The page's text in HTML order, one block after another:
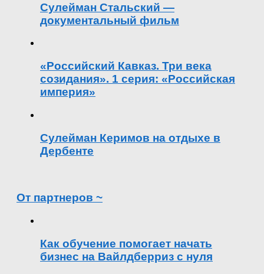
Сулейман Стальский —
документальный фильм
«Российский Кавказ. Три века
созидания». 1 серия: «Российская
империя»
Сулейман Керимов на отдыхе в
Дербенте
От партнеров ~
Как обучение помогает начать
бизнес на Вайлдберриз с нуля